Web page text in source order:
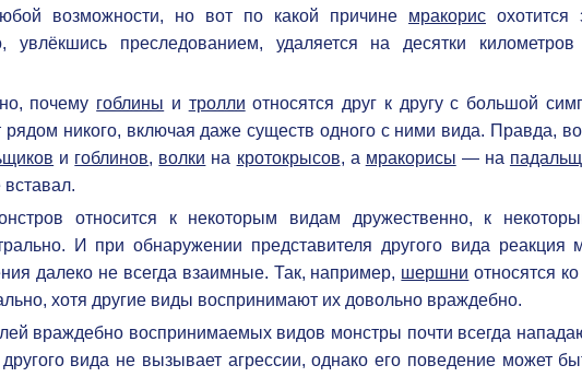
возможности, но вот по какой причине мракорис
увлёкшись преследованием, удаляется на десятки
почему гоблины и тролли относятся друг к другу с большой
рядом никого, включая даже существ одного с ними вида. Правда,
и гоблинов, волки на кротокрысов, а мракорисы — на
вставал.
относится к некоторым видам дружественно, к
И при обнаружении представителя другого вида реакция
далеко не всегда взаимные. Так, например, шершни относятся
хотя другие виды воспринимают их довольно враждебно.
враждебно воспринимаемых видов монстры почти всегда
вида не вызывает агрессии, однако его поведение может